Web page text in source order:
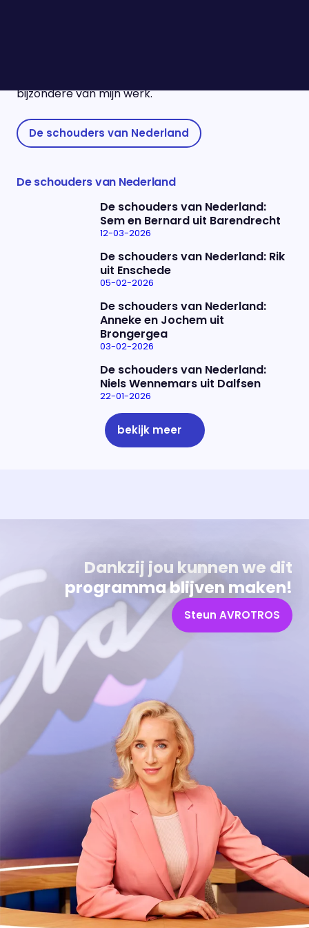
bijzondere van mijn werk."
De schouders van Nederland
De schouders van Nederland
De schouders van Nederland:
Sem en Bernard uit Barendrecht
12-03-2026
De schouders van Nederland: Rik
uit Enschede
05-02-2026
De schouders van Nederland:
Anneke en Jochem uit
Brongergea
03-02-2026
De schouders van Nederland:
Niels Wennemars uit Dalfsen
22-01-2026
bekijk meer
Dankzij jou kunnen we dit
programma blijven maken!
Steun AVROTROS